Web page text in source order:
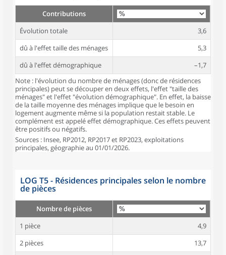
Contributions
Évolution totale
3,6
dû à l'effet taille des ménages
5,3
dû à l'effet démographique
–1,7
Note : l'évolution du nombre de ménages (donc de résidences
principales) peut se découper en deux effets, l'effet "taille des
ménages" et l'effet "évolution démographique". En effet, la baisse
de la taille moyenne des ménages implique que le besoin en
logement augmente même si la population restait stable. Le
complément est appelé effet démographique. Ces effets peuvent
être positifs ou négatifs.
Sources : Insee, RP2012, RP2017 et RP2023, exploitations
principales, géographie au 01/01/2026.
LOG T5 - Résidences principales selon le nombre
de pièces
Nombre de pièces
1 pièce
4,9
2 pièces
13,7